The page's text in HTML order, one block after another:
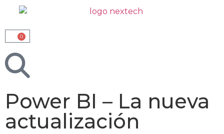
0
Power BI – La nueva
actualización